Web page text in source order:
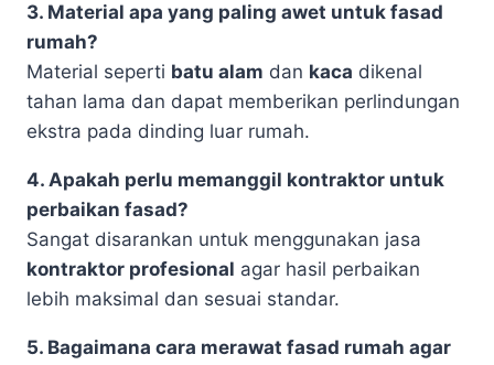
3. Material apa yang paling awet untuk fasad
rumah?
Material seperti batu alam dan kaca dikenal
tahan lama dan dapat memberikan perlindungan
ekstra pada dinding luar rumah.
4. Apakah perlu memanggil kontraktor untuk
perbaikan fasad?
Sangat disarankan untuk menggunakan jasa
kontraktor profesional agar hasil perbaikan
lebih maksimal dan sesuai standar.
5. Bagaimana cara merawat fasad rumah agar